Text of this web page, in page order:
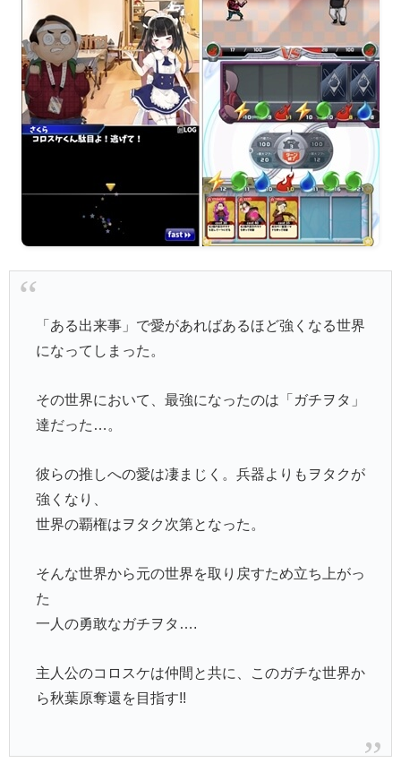
「ある出来事」で愛があればあるほど強くなる世界
になってしまった。
その世界において、最強になったのは「ガチヲタ」
達だった…。
彼らの推しへの愛は凄まじく。兵器よりもヲタクが
強くなり、
世界の覇権はヲタク次第となった。
そんな世界から元の世界を取り戻すため立ち上がっ
た
一人の勇敢なガチヲタ….
主人公のコロスケは仲間と共に、このガチな世界か
ら秋葉原奪還を目指す!!